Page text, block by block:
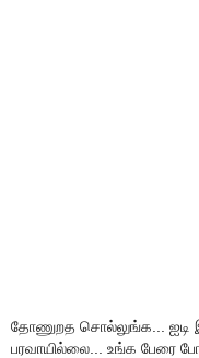
தோணுறத சொல்லுங்க... ஐடி
பரவாயில்லை... உங்க பேரை